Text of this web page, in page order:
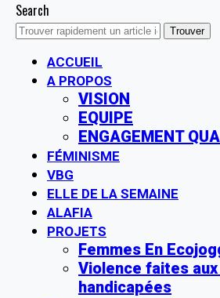
Search
ACCUEIL
A PROPOS
VISION
EQUIPE
ENGAGEMENT
FÉMINISME
VBG
ELLE DE LA SEMAINE
ALAFIA
PROJETS
Femmes En
Violence faites
handicapées